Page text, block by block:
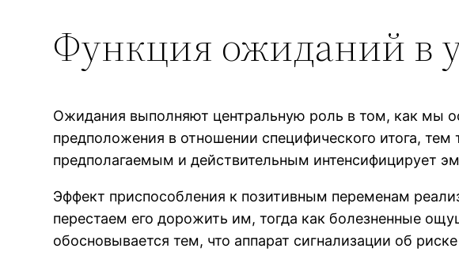
Функция ожиданий в
Ожидания выполняют центральную роль в том, как мы
предположения в отношении специфического итога,
предполагаемым и действительным интенсифицирует
Эффект приспособления к позитивным переменам
перестаем его дорожить им, тогда как болезненные
обосновывается тем, что аппарат сигнализации об